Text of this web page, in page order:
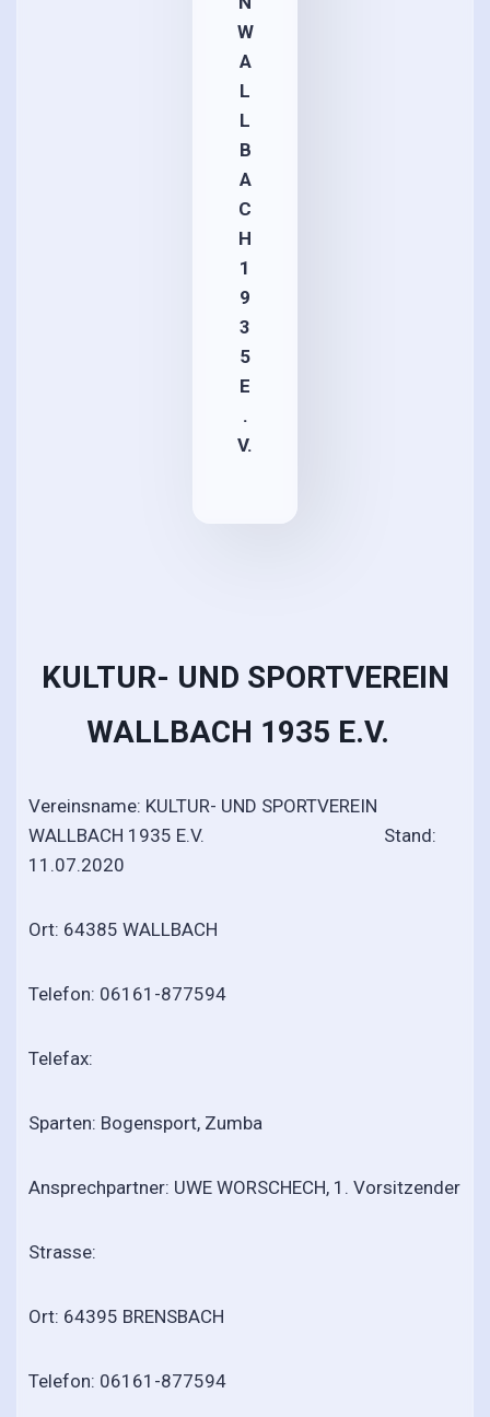
W
A
L
L
B
A
C
H
1
9
3
5
E
.
V.
KULTUR- UND SPORTVEREIN
WALLBACH 1935 E.V.
Vereinsname: KULTUR- UND SPORTVEREIN
WALLBACH 1935 E.V. Stand:
11.07.2020
Ort: 64385 WALLBACH
Telefon: 06161-877594
Telefax:
Sparten: Bogensport, Zumba
Ansprechpartner: UWE WORSCHECH, 1. Vorsitzender
Strasse:
Ort: 64395 BRENSBACH
Telefon: 06161-877594